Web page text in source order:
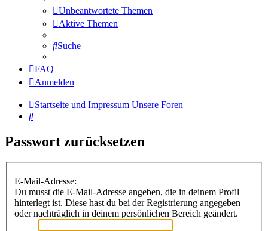
Unbeantwortete Themen
Aktive Themen
Suche
FAQ
Anmelden
Startseite und Impressum Unsere Foren
Suche
Passwort zurücksetzen
E-Mail-Adresse:
Du musst die E-Mail-Adresse angeben, die in deinem Profil
hinterlegt ist. Diese hast du bei der Registrierung angegeben
oder nachträglich in deinem persönlichen Bereich geändert.